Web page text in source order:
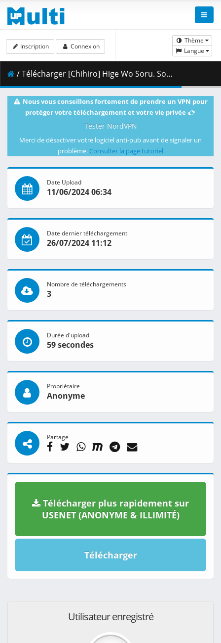
Thème
Langue
Inscription Connexion
/ Télécharger [Chihiro] Hige Wo Soru. Soshite Joshikosei Wo Hirou. - 10 [Blu-ray 1080p HEVC FLAC][4E01857D].mkv.004 ( 391.37 MB )
Nous vous conseillons fortement de prendre un VPN pour
protéger votre téléchargement et votre vie privée
Tester NordVPN
Merci de désactiver votre logiciel anti-pub avant de signaler un
problème. Consulter la page tutoriel
Date Upload
11/06/2024 06:34
Date dernier téléchargement
26/07/2024 11:12
Nombre de téléchargements
3
Durée d'upload
59 secondes
Propriétaire
Anonyme
Partage
Télécharger plus rapidement sur
USENET (ANONYME & ILLIMITÉ)
Télécharger
Utilisateur enregistré